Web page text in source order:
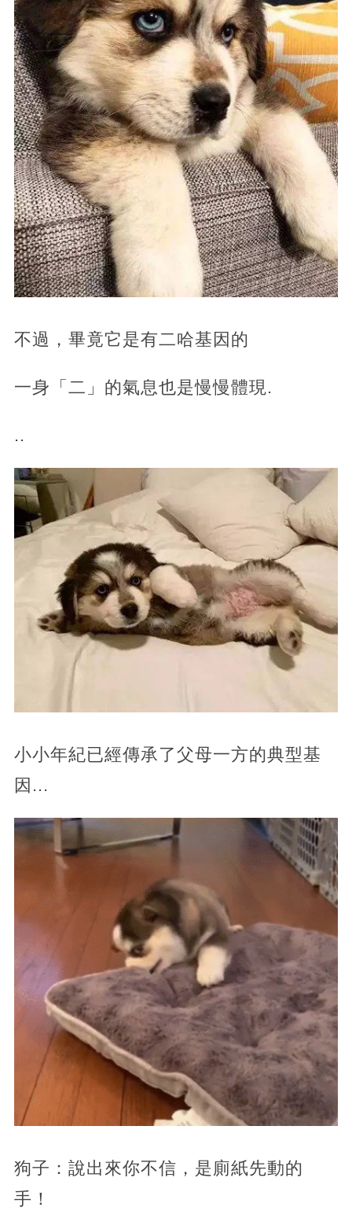
不過，畢竟它是有二哈基因的
一身「二」的氣息也是慢慢體現.
..
小小年紀已經傳承了父母一方的典型基
因...
狗子：說出來你不信，是廁紙先動的
手！